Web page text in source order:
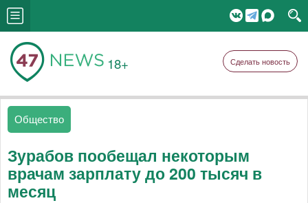
18+ Сделать новость
Общество
Зурабов пообещал некоторым
врачам зарплату до 200 тысяч в
месяц